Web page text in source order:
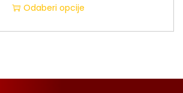
Odaberi opcije